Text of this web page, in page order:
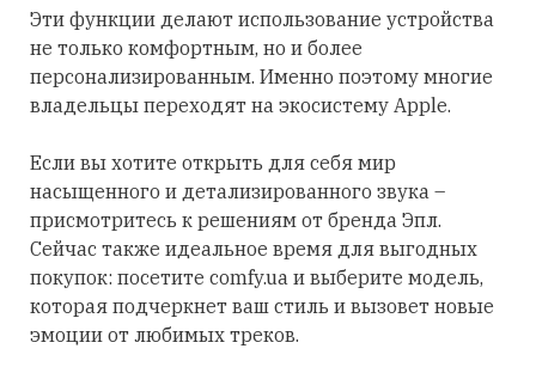
Эти функции делают использование устройства
не только комфортным, но и более
персонализированным. Именно поэтому многие
владельцы переходят на экосистему Apple.
Если вы хотите открыть для себя мир
насыщенного и детализированного звука –
присмотритесь к решениям от бренда Эпл.
Сейчас также идеальное время для выгодных
покупок: посетите comfy.ua и выберите модель,
которая подчеркнет ваш стиль и вызовет новые
эмоции от любимых треков.